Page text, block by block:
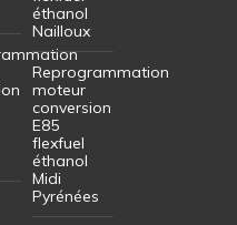
éthanol
Nailloux
Reprogrammation
moteur
conversion
E85
flexfuel
éthanol
Midi
Pyrénées